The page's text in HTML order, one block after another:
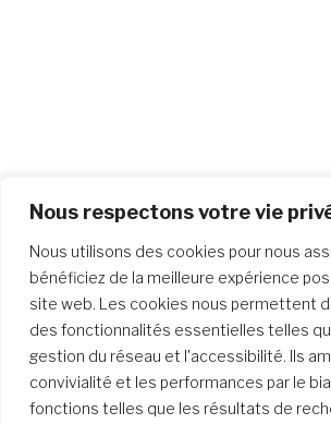
Nous respectons votre vie
Nous utilisons des cookies pour nous
bénéficiez de la meilleure expérience
site web. Les cookies nous permettent
des fonctionnalités essentielles telles
gestion du réseau et l'accessibilité. Ils
convivialité et les performances par le
fonctions telles que les résultats de